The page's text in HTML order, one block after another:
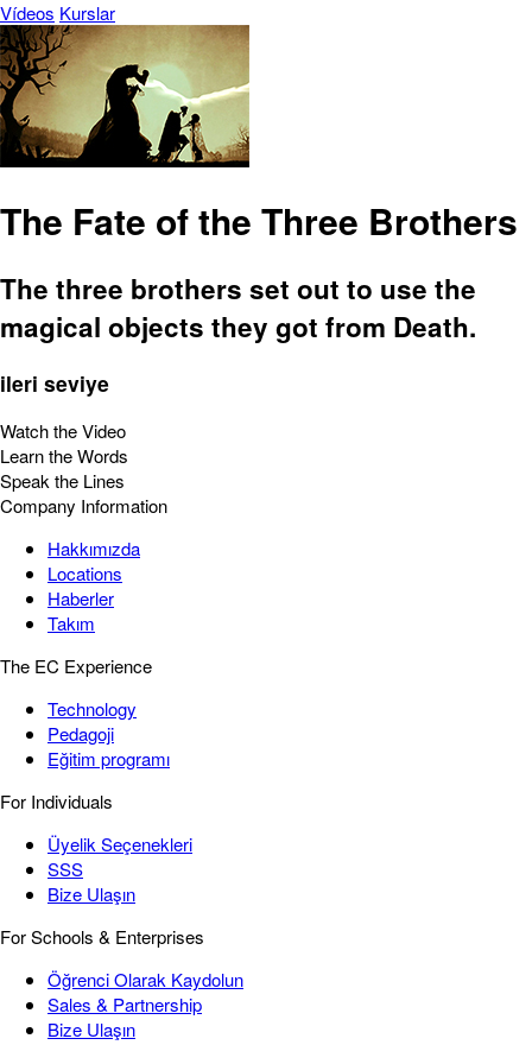
Vídeos Kurslar
The Fate of the Three Brothers
The three brothers set out to use the
magical objects they got from Death.
ileri seviye
Watch the Video
Learn the Words
Speak the Lines
Company Information
Hakkımızda
Locations
Haberler
Takım
The EC Experience
Technology
Pedagoji
Eğitim programı
For Individuals
Üyelik Seçenekleri
SSS
Bize Ulaşın
For Schools & Enterprises
Öğrenci Olarak Kaydolun
Sales & Partnership
Bize Ulaşın